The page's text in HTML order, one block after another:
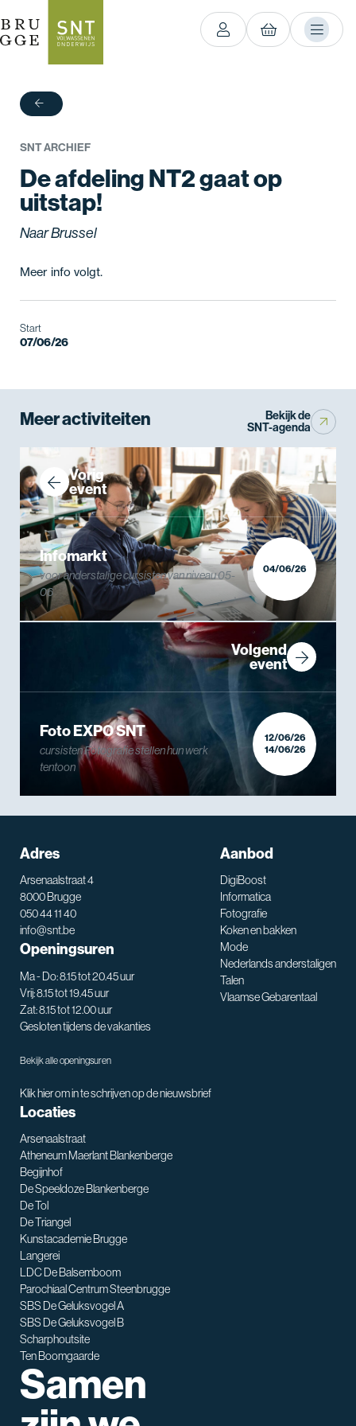
terug
Start
07/06/26
SNT ARCHIEF
De afdeling NT2 gaat op
uitstap!
Naar Brussel
Meer info volgt.
Meer activiteiten
Bekijk de
SNT-agenda
Vorig
event
Infomarkt
voor anderstalige cursisten van niveau 05-
06
04/06/26
Volgend
event
Foto EXPO SNT
cursisten Fotografie stellen hun werk
tentoon
12/06/26
14/06/26
Adres
Arsenaalstraat 4
8000 Brugge
050 44 11 40
info@snt.be
Openingsuren
Ma - Do: 8.15 tot 20.45 uur
Vrij: 8.15 tot 19.45 uur
Zat: 8.15 tot 12.00 uur
Gesloten tijdens de vakanties
Bekijk alle openingsuren
Klik hier om in te schrijven op de nieuwsbrief
Aanbod
DigiBoost
Informatica
Fotografie
Koken en bakken
Mode
Nederlands anderstaligen
Talen
Vlaamse Gebarentaal
Locaties
Arsenaalstraat
Atheneum Maerlant Blankenberge
Begijnhof
De Speeldoze Blankenberge
De Tol
De Triangel
Kunstacademie Brugge
Langerei
LDC De Balsemboom
Parochiaal Centrum Steenbrugge
SBS De Geluksvogel A
SBS De Geluksvogel B
Scharphoutsite
Ten Boomgaarde
Samen
SNT assistent
Waarmee kan ik je helpen?